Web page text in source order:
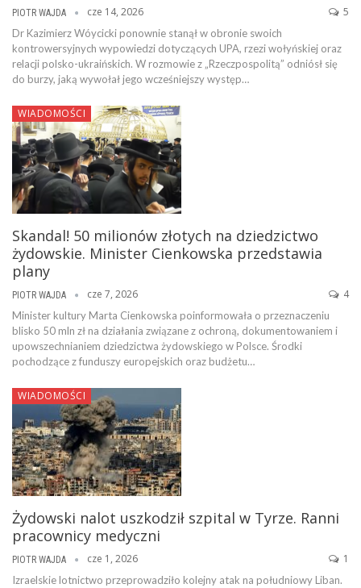
PIOTR WAJDA cze 14, 2026 5
Dr Kazimierz Wóycicki ponownie stanął w obronie swoich
kontrowersyjnych wypowiedzi dotyczących UPA, rzezi wołyńskiej oraz
relacji polsko-ukraińskich. W rozmowie z „Rzeczpospolitą” odniósł się
do burzy, jaką wywołał jego wcześniejszy występ…
WIADOMOŚCI
Skandal! 50 milionów złotych na dziedzictwo
żydowskie. Minister Cienkowska przedstawia
plany
PIOTR WAJDA cze 7, 2026 4
Minister kultury Marta Cienkowska poinformowała o przeznaczeniu
blisko 50 mln zł na działania związane z ochroną, dokumentowaniem i
upowszechnianiem dziedzictwa żydowskiego w Polsce. Środki
pochodzące z funduszy europejskich oraz budżetu…
WIADOMOŚCI
Żydowski nalot uszkodził szpital w Tyrze. Ranni
pracownicy medyczni
PIOTR WAJDA cze 1, 2026 1
Izraelskie lotnictwo przeprowadziło kolejny atak na południowy Liban.